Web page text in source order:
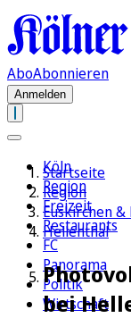
AboAbonnieren
Anmelden
Köln
Region
Freizeit
Restaurants
FC
Panorama
Politik
Wirtschaft
Startseite
Region
Euskirchen &
Hellenthal
bei